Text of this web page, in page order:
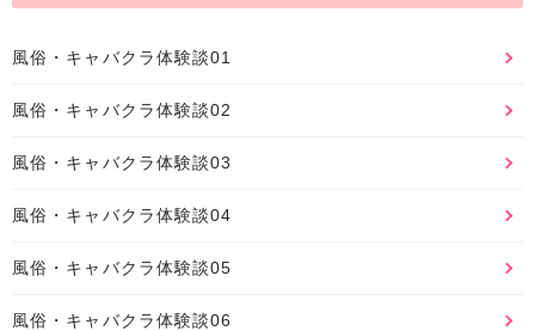
風俗・キャバクラ体験談01
風俗・キャバクラ体験談02
風俗・キャバクラ体験談03
風俗・キャバクラ体験談04
風俗・キャバクラ体験談05
風俗・キャバクラ体験談06